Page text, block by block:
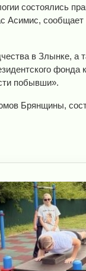
состоялись
Асимис, сообщает
в Злынке, а
фонда
побывши».
Брянщины,